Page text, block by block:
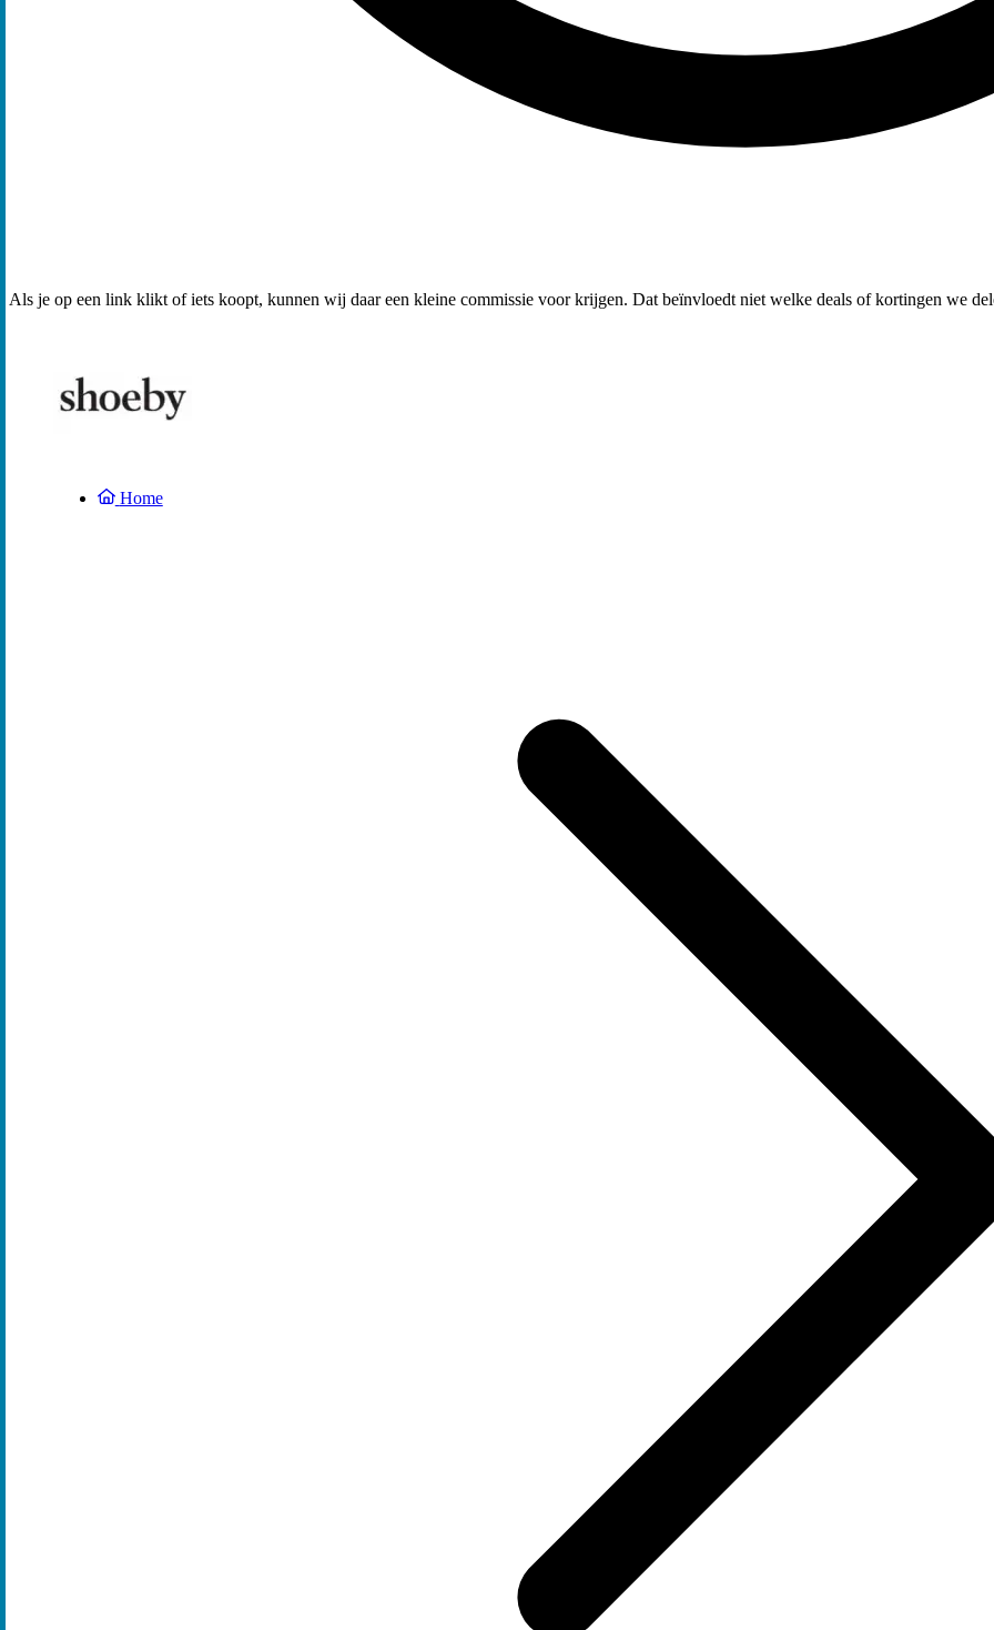
Als je op een link klikt of iets koopt, kunnen wij daar een kleine commissie voor krijgen. Dat beïnvloedt niet welke deals of kortingen we
Home